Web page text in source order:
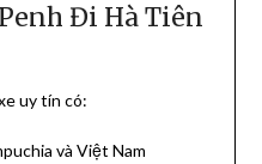
Đi Hà Tiên
uy tín có:
và Việt Nam